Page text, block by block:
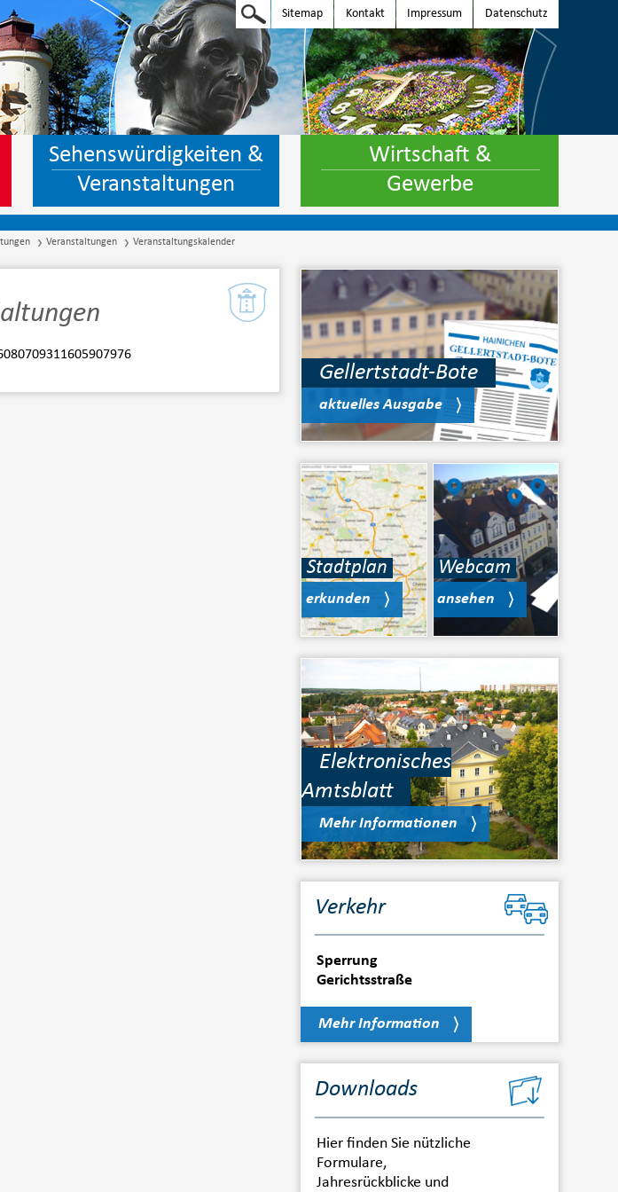
Sitemap Kontakt Impressum Datenschutz
Sehenswürdigkeiten &
Veranstaltungen
Wirtschaft &
Gewerbe
Veranstaltungen Veranstaltungskalender
Gellertstadt-Bote
aktuelles Ausgabe
Stadtplan
erkunden
Webcam
ansehen
Elektronisches
Amtsblatt
Mehr Informationen
Verkehr
Sperrung
Gerichtsstraße
Mehr Information
Downloads
Hier finden Sie nützliche
Formulare,
Jahresrückblicke und